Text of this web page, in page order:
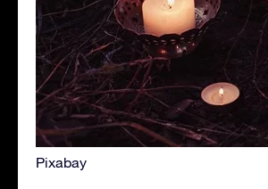
Pixabay